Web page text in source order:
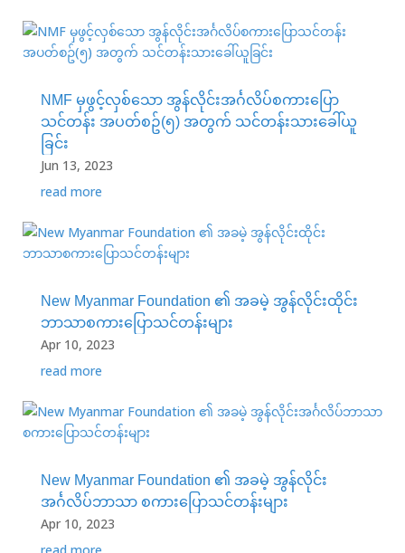
NMF မှဖွင့်လှစ်သော အွန်လိုင်းအင်္ဂလိပ်စကားပြော
သင်တန်း အပတ်စဥ်(၅) အတွက် သင်တန်းသားခေါ်ယူ
ခြင်း
Jun 13, 2023
read more
New Myanmar Foundation ၏ အခမဲ့ အွန်လိုင်းထိုင်း
ဘာသာစကားပြောသင်တန်းများ
Apr 10, 2023
read more
New Myanmar Foundation ၏ အခမဲ့ အွန်လိုင်း
အင်္ဂလိပ်ဘာသာ စကားပြောသင်တန်းများ
Apr 10, 2023